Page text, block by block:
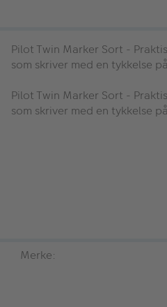
Pilot Twin Marker Sort -
som skriver med en tykkelse
Pilot Twin Marker Sort -
som skriver med en tykkelse
Merke: